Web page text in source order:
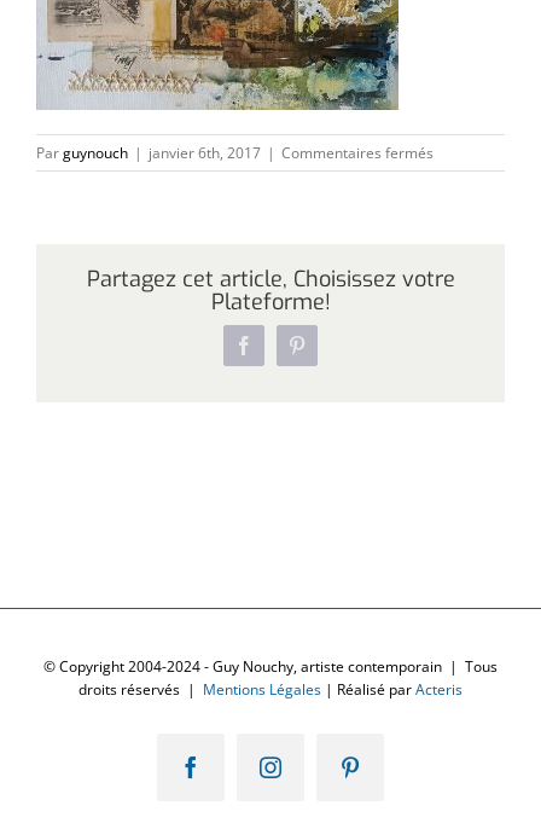
Parguynouch | janvier 6th, 2017 | Commentaires fermés
santangelo
Partagez cet article, Choisissez votre
Plateforme!
FacebookPinterest
© Copyright 2004-2024 - Guy Nouchy, artiste contemporain | Tous
droits réservés | Mentions Légales | Réalisé parActeris
FacebookInstagramPinterest